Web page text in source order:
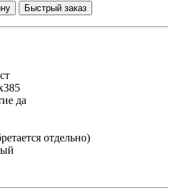
Быстрый заказ
да
отдельно)